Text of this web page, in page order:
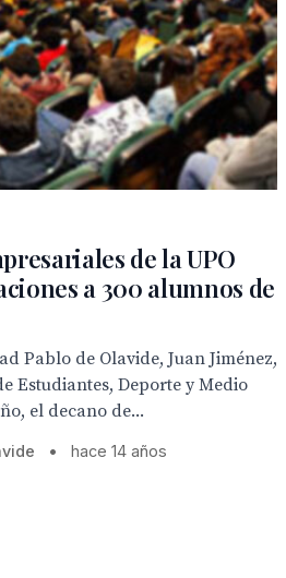
de la UPO
a 300 alumnos de
Pablo de Olavide, Juan Jiménez,
Estudiantes, Deporte y Medio
el decano de...
• hace 14 años